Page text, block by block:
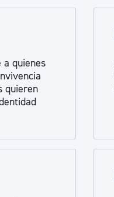
a quienes
quieren